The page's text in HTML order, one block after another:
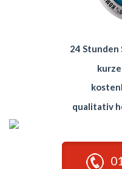
24
qualitativ